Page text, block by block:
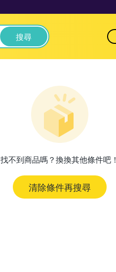
搜尋
找不到商品嗎？換換其他條件吧！
清除條件再搜尋